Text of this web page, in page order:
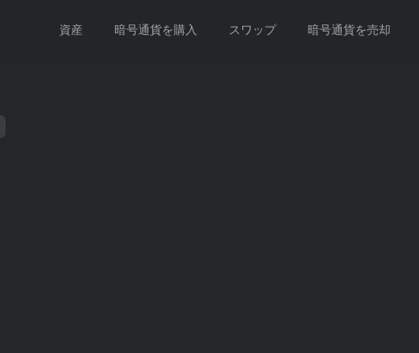
資産 暗号通貨を購入 スワップ 暗号通貨を売却